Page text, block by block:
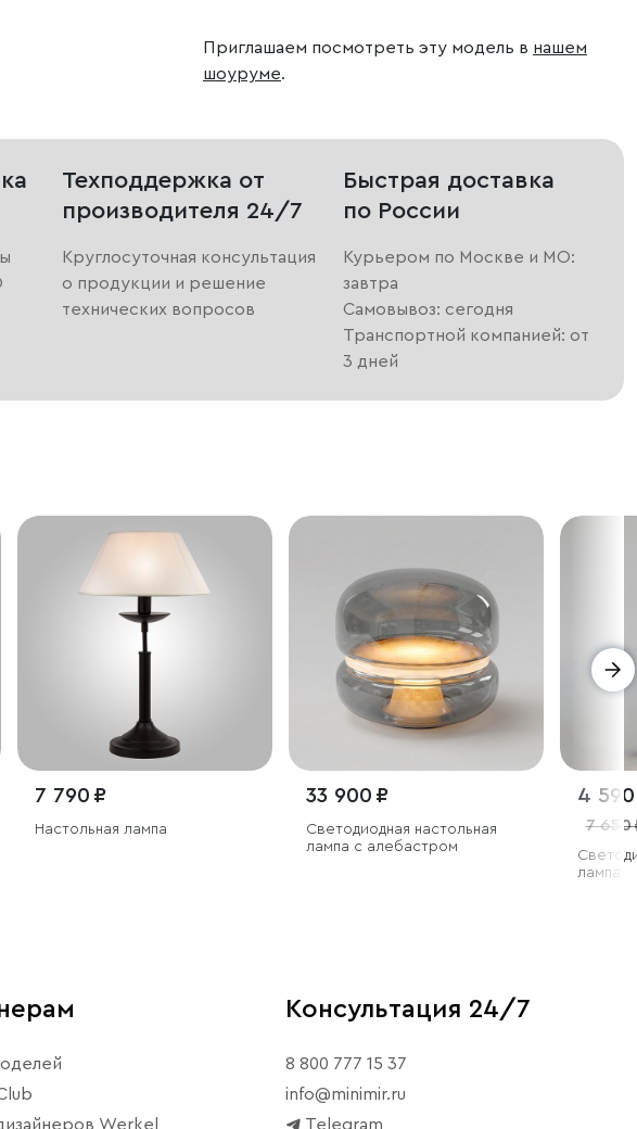
Приглашаем посмотреть эту модель в нашем
шоуруме.
Техподдержка от
производителя 24/7
Круглосуточная консультация
о продукции и решение
технических вопросов
Быстрая доставка
по России
Курьером по Москве и МО:
завтра
Самовывоз: сегодня
Транспортной компанией: от
3 дней
7 790 ₽
Настольная лампа
33 900 ₽
Светодиодная настольная
лампа с алебастром
4 590
7 650
лампа
Werkel
Консультация 24/7
8 800 777 15 37
info@minimir.ru
Telegram